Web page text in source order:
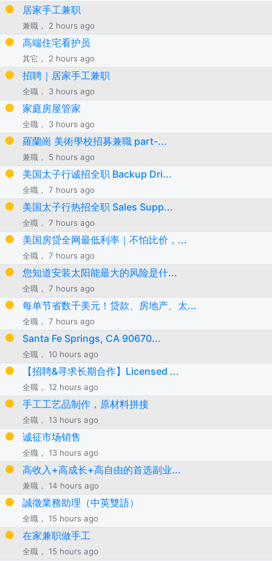
居家手工兼职
兼職， 2 hours ago
高端住宅看护员
其它， 2 hours ago
招聘｜居家手工兼职
全職， 3 hours ago
家庭房屋管家
全職， 3 hours ago
羅蘭崗 美術學校招募兼職 part-...
兼職， 5 hours ago
美国太子行诚招全职 Backup Dri...
全職， 7 hours ago
美国太子行热招全职 Sales Supp...
全職， 7 hours ago
美国房贷全网最低利率｜不怕比价，...
全職， 7 hours ago
您知道安装太阳能最大的风险是什...
全職， 7 hours ago
每单节省数千美元！贷款、房地产、太...
全職， 7 hours ago
Santa Fe Springs, CA 90670...
全職， 10 hours ago
【招聘&寻求长期合作】Licensed ...
全職， 12 hours ago
手工工艺品制作，原材料拼接
全職， 13 hours ago
诚征市场销售
全職， 13 hours ago
高收入+高成长+高自由的首选副业...
兼職， 14 hours ago
誠徵業務助理（中英雙語）
全職， 15 hours ago
在家兼职做手工
全職， 15 hours ago